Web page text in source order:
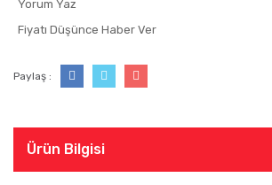
Yorum Yaz
Fiyatı Düşünce Haber Ver
Paylaş :
Ürün Bilgisi